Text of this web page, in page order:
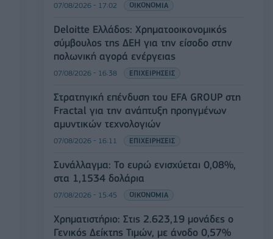
07/08/2026 - 17:02 ΟΙΚΟΝΟΜΙΑ
Deloitte Ελλάδος: Χρηματοοικονομικός
σύμβουλος της ΔΕΗ για την είσοδο στην
πολωνική αγορά ενέργειας
07/08/2026 - 16:38 ΕΠΙΧΕΙΡΗΣΕΙΣ
Στρατηγική επένδυση του EFA GROUP στη
Fractal για την ανάπτυξη προηγμένων
αμυντικών τεχνολογιών
07/08/2026 - 16:11 ΕΠΙΧΕΙΡΗΣΕΙΣ
Συνάλλαγμα: Το ευρώ ενισχύεται 0,08%,
στα 1,1534 δολάρια
07/08/2026 - 15:45 ΟΙΚΟΝΟΜΙΑ
Χρηματιστήριο: Στις 2.623,19 μονάδες ο
Γενικός Δείκτης Τιμών, με άνοδο 0,57%